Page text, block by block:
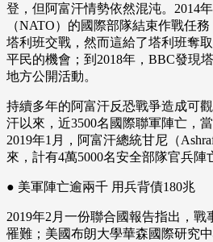
登，但阿富汗情勢依然混沌。2014
（NATO）的國際部隊結束作戰任
塔利班交戰，然而這給了塔利班奪
平民的機會；到2018年，BBC發現
地方公開活動。
持續多年的阿富汗反恐戰爭造成可
汗以來，近3500名國際聯軍陣亡，
2019年1月，阿富汗總統甘尼（
來，計有4萬5000名安全部隊官兵陣
● 美軍陣亡逾兩千 用兵背債180兆
2019年2月一份聯合國報告指出，戰
罹難；美國布朗大學華森國際研究中